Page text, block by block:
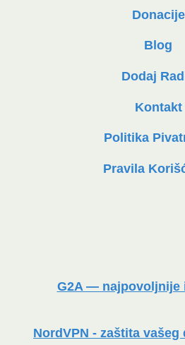
Donacije
Blog
Dodaj
Kontakt
Politika
Pravila
G2A — najpovoljnije
NordVPN - zaštita